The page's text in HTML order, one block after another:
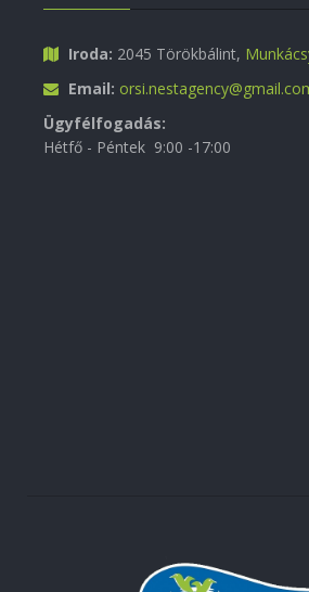
Iroda: 2045 Törökbálint,
Email:
Ügyfélfogadás:
Hétfő - Péntek 9:00 -17:00